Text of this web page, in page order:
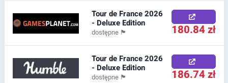
Tour de France 2026
- Deluxe Edition
dostępne 🏴 180.84 zł
Tour de France 2026
- Deluxe Edition
dostępne 🏴 186.74 zł